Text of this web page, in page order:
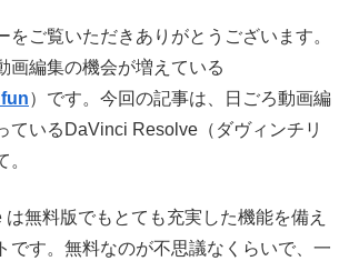
をご覧いただきありがとうございます。
画編集の機会が増えている
）です。今回の記事は、日ごろ動画編
ているDaVinci Resolve（ダヴィンチリ
無料版でもとても充実した機能を備え
です。無料なのが不思議なくらいで、一